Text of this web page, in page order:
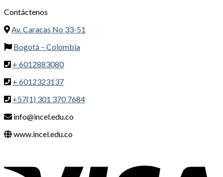
Contáctenos
Av. Caracas No 33-51
Bogotá – Colombia
+ 6012883080
+ 6012323137
+57(1) 301 370 7684
info@incel.edu.co
www.incel.edu.co